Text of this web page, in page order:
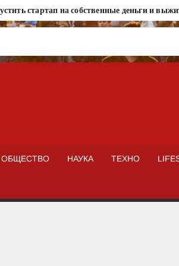
стартап на собственные деньги и выжить
ОБЩЕСТВО НАУКА ТЕХНО